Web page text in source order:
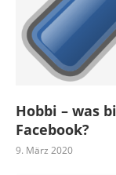
Hobbi – was
Facebook?
9. März 2020